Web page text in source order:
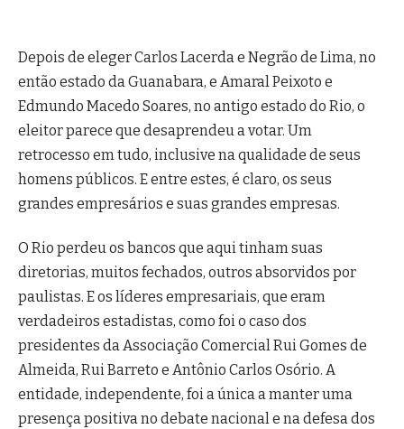
Depois de eleger Carlos Lacerda e Negrão de Lima, no
então estado da Guanabara, e Amaral Peixoto e
Edmundo Macedo Soares, no antigo estado do Rio, o
eleitor parece que desaprendeu a votar. Um
retrocesso em tudo, inclusive na qualidade de seus
homens públicos. E entre estes, é claro, os seus
grandes empresários e suas grandes empresas.
O Rio perdeu os bancos que aqui tinham suas
diretorias, muitos fechados, outros absorvidos por
paulistas. E os líderes empresariais, que eram
verdadeiros estadistas, como foi o caso dos
presidentes da Associação Comercial Rui Gomes de
Almeida, Rui Barreto e Antônio Carlos Osório. A
entidade, independente, foi a única a manter uma
presença positiva no debate nacional e na defesa dos